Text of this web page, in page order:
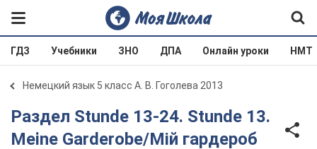
ГДЗ Учебники ЗНО ДПА Онлайн уроки НМТ
Немецкий язык 5 класс А. В. Гоголева 2013
Раздел Stunde 13-24. Stunde 13.
Meine Garderobe/Мій гардероб